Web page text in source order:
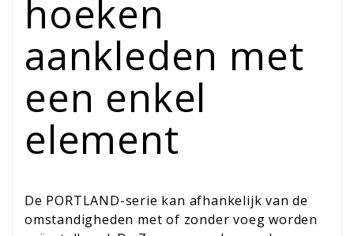
hoeken
aankleden met
een enkel
element
De PORTLAND-serie kan afhankelijk van de
omstandigheden met of zonder voeg worden